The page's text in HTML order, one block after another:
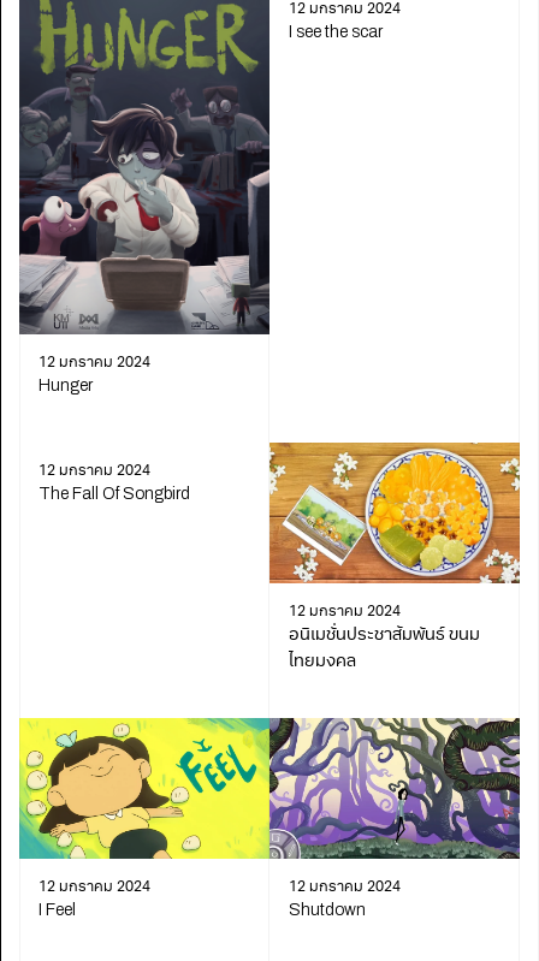
12 มกราคม 2024
Hunger
12 มกราคม 2024
I see the scar
12 มกราคม 2024
The Fall Of Songbird
12 มกราคม 2024
อนิเมชั่นประชาสัมพันธ์ ขนม
ไทยมงคล
12 มกราคม 2024
I Feel
12 มกราคม 2024
Shutdown